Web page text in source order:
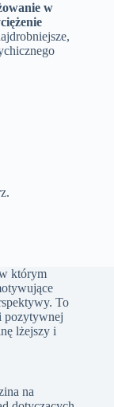
w
którym
To
pozytywnej
lżejszy i
na